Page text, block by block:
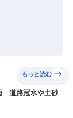
もっと読む
道路冠水や土砂